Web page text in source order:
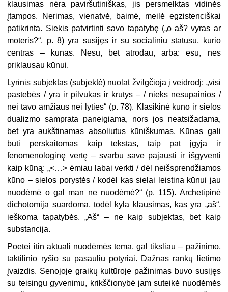
klausimas nėra paviršutiniškas, jis persmelktas vidinės
įtampos. Nerimas, vienatvė, baimė, meilė egzistenciškai
patikrinta. Siekis patvirtinti savo tapatybę („o aš? vyras ar
moteris?“, p. 8) yra susijęs ir su socialiniu statusu, kurio
centras – kūnas. Nesu, bet atrodau, arba: esu, nes
priklausau kūnui.
Lyrinis subjektas (subjektė) nuolat žvilgčioja į veidrodį: „visi
pastebės / yra ir pilvukas ir krūtys – / nieks nesupainios /
nei tavo amžiaus nei lyties“ (p. 78). Klasikinė kūno ir sielos
dualizmo samprata paneigiama, nors jos neatsižadama,
bet yra aukštinamas absoliutus kūniškumas. Kūnas gali
būti perskaitomas kaip tekstas, taip pat įgyja ir
fenomenologinę vertę – svarbu save pajausti ir išgyventi
kaip kūną: „<…> ėmiau labai verkti / dėl neišsprendžiamos
kūno – sielos porystės / kodėl kas sielai leistina kūnui jau
nuodėmė o gal man ne nuodėmė?“ (p. 115). Archetipinė
dichotomija suardoma, todėl kyla klausimas, kas yra „aš“,
ieškoma tapatybės. „Aš“ – ne kaip subjektas, bet kaip
substancija.
Poetei itin aktuali nuodėmės tema, gal tiksliau – pažinimo,
taktilinio ryšio su pasauliu potyriai. Dažnas rankų lietimo
įvaizdis. Senojoje graikų kultūroje pažinimas buvo susijęs
su teisingu gyvenimu, krikščionybė jam suteikė nuodėmės